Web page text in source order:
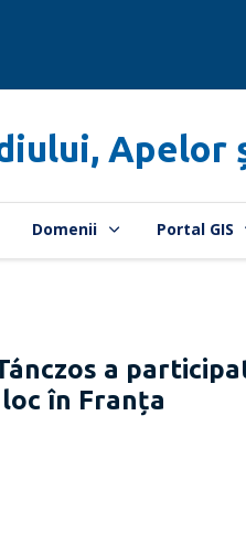
Apelor
Domenii Portal GIS
a
în Franța